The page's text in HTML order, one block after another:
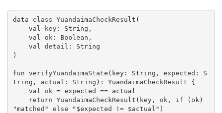
data class YuandaimaCheckResult(
)
fun verifyYuandaimaState(key: String, expected: S
tring, actual: String): YuandaimaCheckResult {
"matched" else "$expected != $actual")